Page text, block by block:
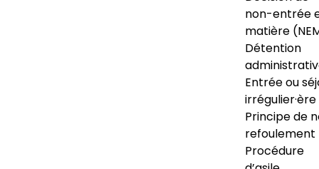
non-entrée
matière
Détention
Entrée ou
irrégulier·ère
Principe de
refoulement
Procédure